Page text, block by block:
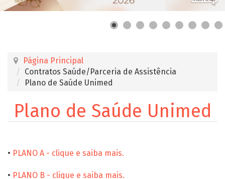
Página Principal
Contratos Saúde/Parceria de Assistência
Plano de Saúde Unimed
Plano de Saúde Unimed
• PLANO A - clique e saiba mais.
• PLANO B - clique e saiba mais.